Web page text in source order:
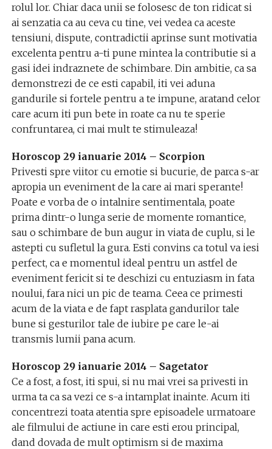
rolul lor. Chiar daca unii se folosesc de ton ridicat si
ai senzatia ca au ceva cu tine, vei vedea ca aceste
tensiuni, dispute, contradictii aprinse sunt motivatia
excelenta pentru a-ti pune mintea la contributie si a
gasi idei indraznete de schimbare. Din ambitie, ca sa
demonstrezi de ce esti capabil, iti vei aduna
gandurile si fortele pentru a te impune, aratand celor
care acum iti pun bete in roate ca nu te sperie
confruntarea, ci mai mult te stimuleaza!
Horoscop 29 ianuarie 2014 – Scorpion
Privesti spre viitor cu emotie si bucurie, de parca s-ar
apropia un eveniment de la care ai mari sperante!
Poate e vorba de o intalnire sentimentala, poate
prima dintr-o lunga serie de momente romantice,
sau o schimbare de bun augur in viata de cuplu, si le
astepti cu sufletul la gura. Esti convins ca totul va iesi
perfect, ca e momentul ideal pentru un astfel de
eveniment fericit si te deschizi cu entuziasm in fata
noului, fara nici un pic de teama. Ceea ce primesti
acum de la viata e de fapt rasplata gandurilor tale
bune si gesturilor tale de iubire pe care le-ai
transmis lumii pana acum.
Horoscop 29 ianuarie 2014 – Sagetator
Ce a fost, a fost, iti spui, si nu mai vrei sa privesti in
urma ta ca sa vezi ce s-a intamplat inainte. Acum iti
concentrezi toata atentia spre episoadele urmatoare
ale filmului de actiune in care esti erou principal,
dand dovada de mult optimism si de maxima